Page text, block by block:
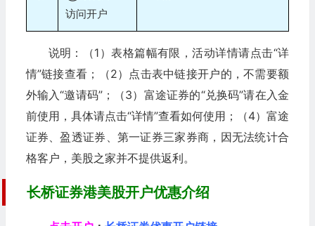
访问开户
说明：（1）表格篇幅有限，活动详情请点击“详
情”链接查看；（2）点击表中链接开户的，不需要额
外输入“邀请码”；（3）富途证券的“兑换码”请在入金
前使用，具体请点击“详情”查看如何使用；（4）富途
证券、盈透证券、第一证券三家券商，因无法统计合
格客户，美股之家并不提供返利。
长桥证券港美股开户优惠介绍